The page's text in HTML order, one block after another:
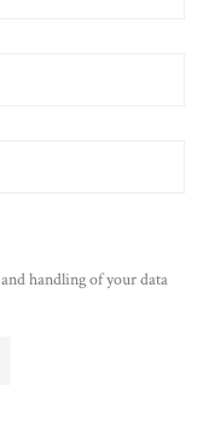
handling of your data